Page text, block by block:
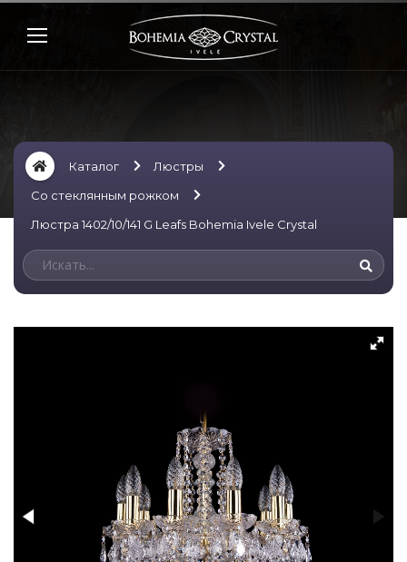
Каталог
Люстры
Со стеклянным рожком
Люстра 1402/10/141 G Leafs Bohemia Ivele Crystal